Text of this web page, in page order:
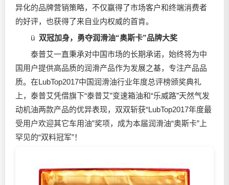
异化的品牌营销策略，不仅赢得了市场客户和终端消费者
的好评，也获得了来自业内权威的首肯。
ü 双冠加身，勇夺润滑油“奥斯卡”品牌大奖
泰普艾一直秉承对中国市场的长期承诺，始终将为中
国用户提供高品质的润滑产品作为发展之基，专注产品品
质。在LubTop2017中国润滑油行业年度总评榜颁奖典礼
上，泰普艾凭借旗下“泰普艾”变速箱油和“乐威路”天然气发
动机油两款产品的优异表现，双双斩获“LubTop2017年度最
受用户欢迎其它车用油”奖项，成为本届润滑油“奥斯卡”上
罕见的“双料冠军”！